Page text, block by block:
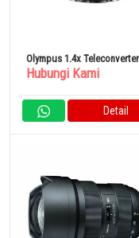
Olympus 1.4x Teleconverter
14
Hubungi Kami
Detail